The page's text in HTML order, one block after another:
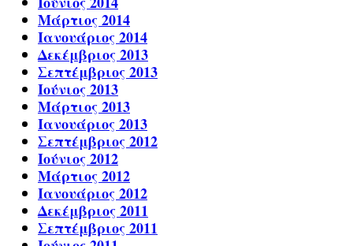
Μάρτιος 2014
Ιανουάριος 2014
Δεκέμβριος 2013
Σεπτέμβριος 2013
Ιούνιος 2013
Μάρτιος 2013
Ιανουάριος 2013
Σεπτέμβριος 2012
Ιούνιος 2012
Μάρτιος 2012
Ιανουάριος 2012
Δεκέμβριος 2011
Σεπτέμβριος 2011